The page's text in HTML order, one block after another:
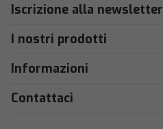
Iscrizione alla newsletter
I nostri prodotti
Informazioni
Contattaci